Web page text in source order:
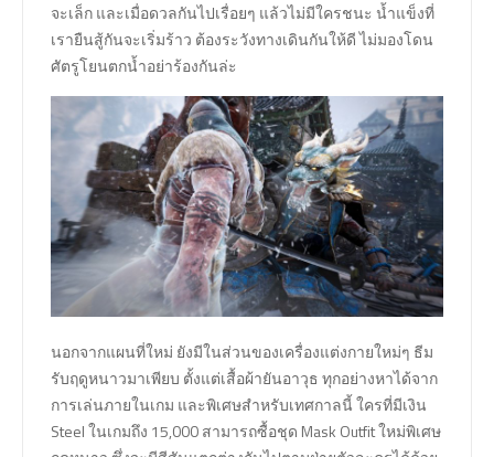
จะเล็ก และเมื่อดวลกันไปเรื่อยๆ แล้วไม่มีใครชนะ น้ำแข็งที่
เรายืนสู้กันจะเริ่มร้าว ต้องระวังทางเดินกันให้ดี ไม่มองโดน
ศัตรูโยนตกน้ำอย่าร้องกันล่ะ
นอกจากแผนที่ใหม่ ยังมีในส่วนของเครื่องแต่งกายใหม่ๆ ธีม
รับฤดูหนาวมาเพียบ ตั้งแต่เสื้อผ้ายันอาวุธ ทุกอย่างหาได้จาก
การเล่นภายในเกม และพิเศษสำหรับเทศกาลนี้ ใครที่มีเงิน
Steel ในเกมถึง 15,000 สามารถซื้อชุด Mask Outfit ใหม่พิเศษ